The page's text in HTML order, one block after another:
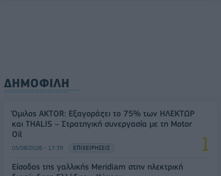
ΔΗΜΟΦΙΛΗ
Όμιλος AKTOR: Εξαγοράζει το 75% των ΗΛΕΚΤΩΡ
και THALIS – Στρατηγική συνεργασία με τη Motor
Oil
05/08/2026 - 17:39 ΕΠΙΧΕΙΡΗΣΕΙΣ
Είσοδος της γαλλικής Meridiam στην ηλεκτρική